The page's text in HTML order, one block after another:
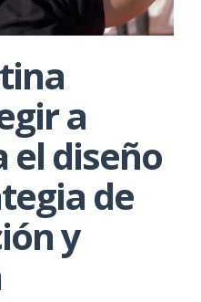
a
el diseño
de
y